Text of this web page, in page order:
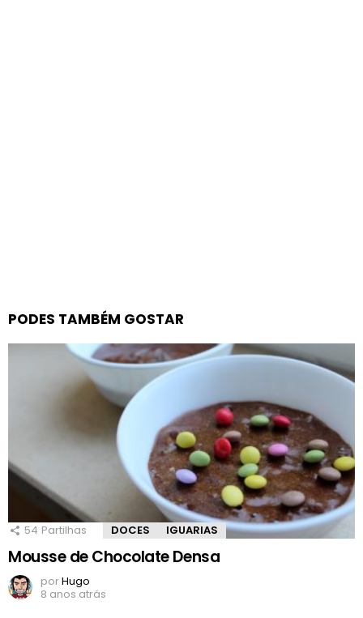
PODES TAMBÉM GOSTAR
54 Partilhas DOCES IGUARIAS
Mousse de Chocolate Densa
porHugo
8 anos atrás